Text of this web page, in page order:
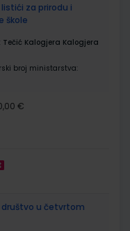
listići za prirodu i
škole
Tečić Kalogjera Kalogjera
broj ministarstva:
€
društvo u četvrtom